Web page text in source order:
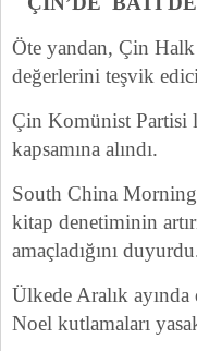
Öte yandan, Çin
değerlerini teşvik edici
Çin Komünist Partisi
kapsamına alındı.
South China Morning
kitap denetiminin
amaçladığını
Ülkede Aralık
Noel kutlamaları